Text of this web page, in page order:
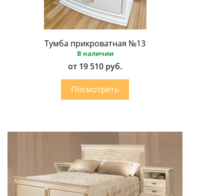
Тумба прикроватная №13
В наличии
от 19 510 руб.